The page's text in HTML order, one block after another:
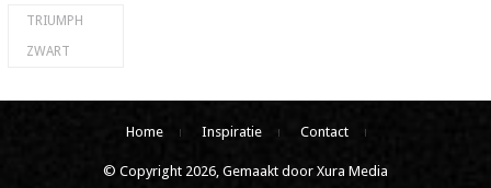
TRIUMPH
ZWART
Home Inspiratie Contact
© Copyright 2026, Gemaakt door Xura Media